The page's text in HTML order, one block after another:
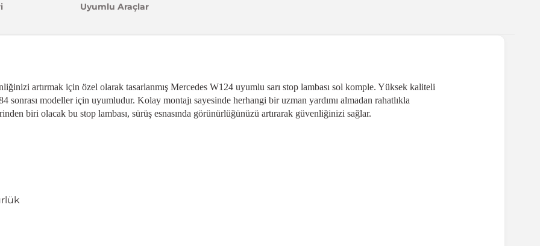
Uyumlu Araçlar
artırmak için özel olarak tasarlanmış Mercedes W124 uyumlu sarı stop lambası sol komple. Yüksek kaliteli
sonrası modeller için uyumludur. Kolay montajı sayesinde herhangi bir uzman yardımı almadan rahatlıkla
biri olacak bu stop lambası, sürüş esnasında görünürlüğünüzü artırarak güvenliğinizi sağlar.